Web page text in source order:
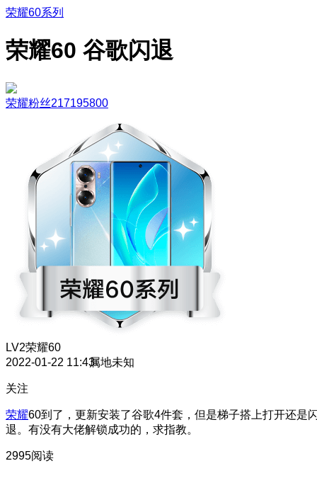
荣耀60系列
荣耀60 谷歌闪退
荣耀粉丝217195800
LV2荣耀60
2022-01-22 11:43属地未知
关注
荣耀60到了，更新安装了谷歌4件套，但是梯子搭上打开还是
退。有没有大佬解锁成功的，求指教。
2995阅读